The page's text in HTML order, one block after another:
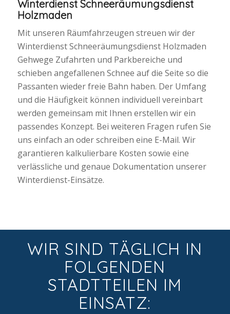
Winterdienst Schneeräumungsdienst
Holzmaden
Mit unseren Räumfahrzeugen streuen wir der
Winterdienst Schneeräumungsdienst Holzmaden
Gehwege Zufahrten und Parkbereiche und
schieben angefallenen Schnee auf die Seite so die
Passanten wieder freie Bahn haben. Der Umfang
und die Häufigkeit können individuell vereinbart
werden gemeinsam mit Ihnen erstellen wir ein
passendes Konzept. Bei weiteren Fragen rufen Sie
uns einfach an oder schreiben eine E-Mail. Wir
garantieren kalkulierbare Kosten sowie eine
verlässliche und genaue Dokumentation unserer
Winterdienst-Einsätze.
WIR SIND TÄGLICH IN
FOLGENDEN
STADTTEILEN IM
EINSATZ: